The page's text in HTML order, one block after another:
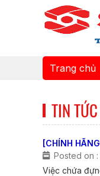
Trang chủ
TIN
[CHÍNH
Posted on
Việc chứa